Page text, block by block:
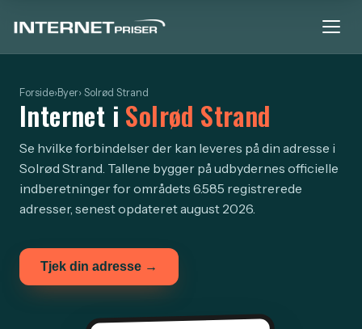
Forside›Byer› Solrød Strand
Internet i Solrød Strand
Se hvilke forbindelser der kan leveres på din adresse i
Solrød Strand. Tallene bygger på udbydernes officielle
indberetninger for områdets 6.585 registrerede
adresser, senest opdateret august 2026.
Tjek din adresse →